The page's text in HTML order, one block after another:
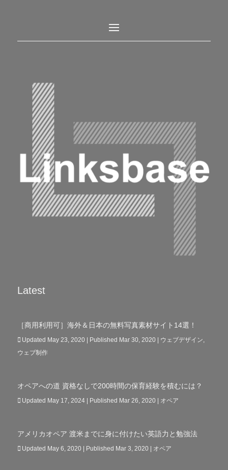
Latest
［商用利用可］海外＆日本の無料写真素材サイト14選！
Updated May 23, 2020 | Published Mar 30, 2020| ウェブデザイン,
ウェブ制作
オペアへの道 資格なしで200時間の保育経験を積むには？
Updated May 17, 2024 | Published Mar 26, 2020| オペア
アメリカオペア 渡米までに身に付けたい英語力と勉強法
Updated May 6, 2020 | Published Mar 3, 2020| オペア